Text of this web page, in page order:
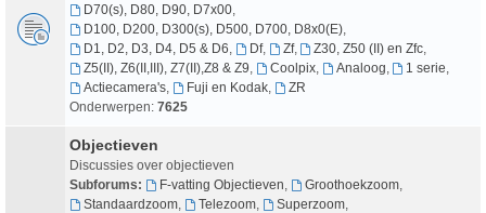
D70(s), D80, D90, D7x00,
D100, D200, D300(s), D500, D700, D8x0(E),
D1, D2, D3, D4, D5 & D6
Df, Zf, Z30, Z50 (II) en Zfc
Z5(II), Z6(II,III), Z7(II),Z8 & Z9
Coolpix, Analoog 1 serie
Actiecamera's, Fuji en Kodak,
ZR
Onderwerpen: 7625
Objectieven
Discussies over objectieven
Subforums:
F-vatting Objectieven Groothoekzoom,
Standaardzoom, Telezoom, Superzoom,